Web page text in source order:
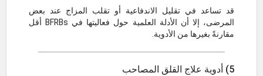
قد تساعد في تقليل الاندفاعية أو تقلب المزاج عند بعض
المرضى، إلا أن الأدلة العلمية حول فعاليتها في BFRBs أقل
مقارنةً بغيرها من الأدوية.
5) أدوية علاج القلق المصاحب